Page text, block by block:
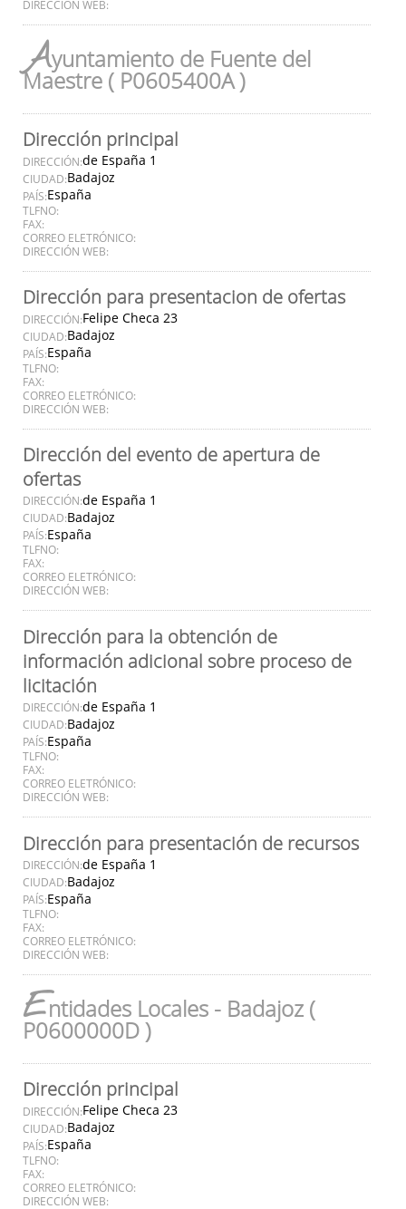
DIRECCIÓN WEB:
Ayuntamiento de Fuente del
Maestre ( P0605400A )
Dirección principal
DIRECCIÓN:de España 1
CIUDAD:Badajoz
PAÍS:España
TLFNO:
FAX:
CORREO ELETRÓNICO:
DIRECCIÓN WEB:
Dirección para presentacion de ofertas
DIRECCIÓN:Felipe Checa 23
CIUDAD:Badajoz
PAÍS:España
TLFNO:
FAX:
CORREO ELETRÓNICO:
DIRECCIÓN WEB:
Dirección del evento de apertura de
ofertas
DIRECCIÓN:de España 1
CIUDAD:Badajoz
PAÍS:España
TLFNO:
FAX:
CORREO ELETRÓNICO:
DIRECCIÓN WEB:
Dirección para la obtención de
información adicional sobre proceso de
licitación
DIRECCIÓN:de España 1
CIUDAD:Badajoz
PAÍS:España
TLFNO:
FAX:
CORREO ELETRÓNICO:
DIRECCIÓN WEB:
Dirección para presentación de recursos
DIRECCIÓN:de España 1
CIUDAD:Badajoz
PAÍS:España
TLFNO:
FAX:
CORREO ELETRÓNICO:
DIRECCIÓN WEB:
Entidades Locales - Badajoz (
P0600000D )
Dirección principal
DIRECCIÓN:Felipe Checa 23
CIUDAD:Badajoz
PAÍS:España
TLFNO:
FAX:
CORREO ELETRÓNICO:
DIRECCIÓN WEB: